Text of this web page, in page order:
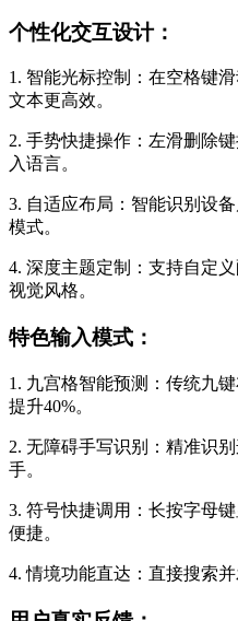
个性化交互设计：
1. 智能光标控制：在空格键
文本更高效。
2. 手势快捷操作：左滑删除
入语言。
3. 自适应布局：智能识别设
模式。
4. 深度主题定制：支持自定
视觉风格。
特色输入模式：
1. 九宫格智能预测：传统九
提升40%。
2. 无障碍手写识别：精准识
手。
3. 符号快捷调用：长按字母
便捷。
4. 情境功能直达：直接搜索